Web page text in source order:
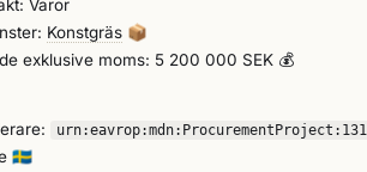
utgör del av ett förfrågningsunderlag för
installation och samordning av samtliga ingående delar. Entreprenaden ska
ska tas fram och bekostas av entreprenören. Anbudsgivare ska
de befintliga förhållanden som är av betydelse för
mikroplast. Samtliga kostnader hänförliga till detta förfrågningsunderlag ska ingå i anbudet. Planen
Varor
Konstgräs 📦
exklusive moms: 5 200 000 SEK 💰
urn:eavrop:mdn: ProcurementProject:
🇸🇪